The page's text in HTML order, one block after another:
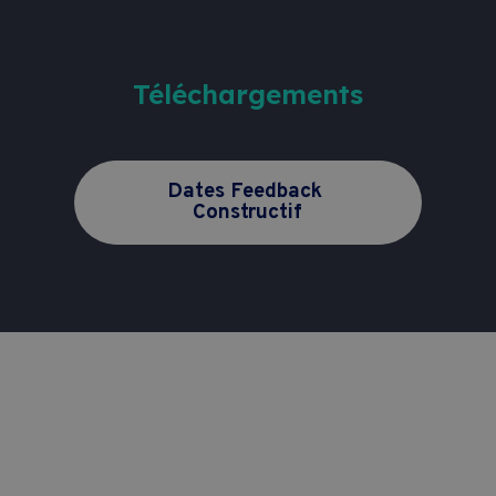
Téléchargements
Dates Feedback
Constructif